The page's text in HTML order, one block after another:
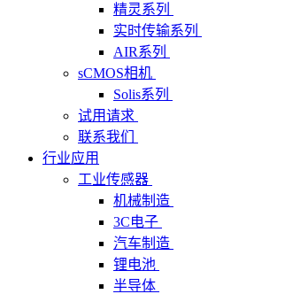
精灵系列
实时传输系列
AIR系列
sCMOS相机
Solis系列
试用请求
联系我们
行业应用
工业传感器
机械制造
3C电子
汽车制造
锂电池
半导体